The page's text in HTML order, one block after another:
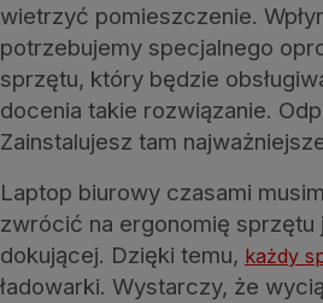
wietrzyć pomieszczenie.
potrzebujemy specjalnego
sprzętu, który będzie
docenia takie rozwiązanie.
Zainstalujesz tam
Laptop biurowy czasami
zwrócić na ergonomię sprzętu
dokującej. Dzięki temu, każdy
ładowarki. Wystarczy, że